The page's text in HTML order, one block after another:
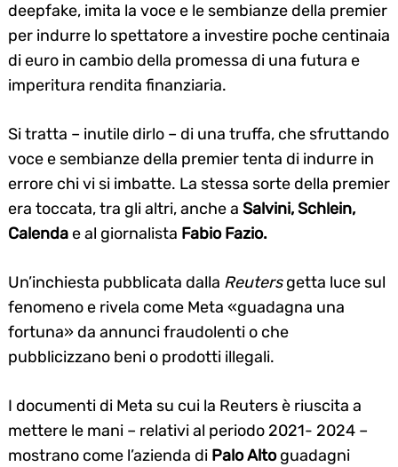
deepfake, imita la voce e le sembianze della premier
per indurre lo spettatore a investire poche centinaia
di euro in cambio della promessa di una futura e
imperitura rendita finanziaria.
Si tratta – inutile dirlo – di una truffa, che sfruttando
voce e sembianze della premier tenta di indurre in
errore chi vi si imbatte. La stessa sorte della premier
era toccata, tra gli altri, anche a Salvini, Schlein,
Calendae al giornalista Fabio Fazio.
Un’inchiesta pubblicata dalla Reutersgetta luce sul
fenomeno e rivela come Meta «guadagna una
fortuna» da annunci fraudolenti o che
pubblicizzano beni o prodotti illegali.
I documenti di Meta su cui la Reuters è riuscita a
mettere le mani – relativi al periodo 2021- 2024 –
mostrano come l’azienda di Palo Altoguadagni